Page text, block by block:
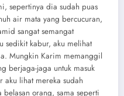
sepertinya dia sudah puas
air mata yang bercucuran,
sangat semangat
sedikit kabur, aku melihat
Mungkin Karim memanggil
berjaga-jaga untuk masuk
aku lihat mereka sudah
orang, sama seperti